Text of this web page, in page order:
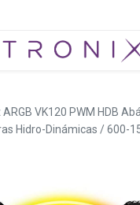
VK120 PWM HDB
Hidro-Dinámicas / 600-